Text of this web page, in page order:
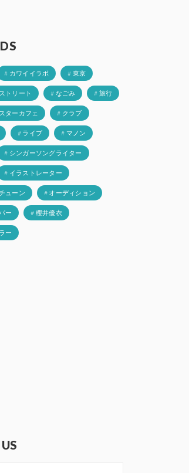
# カワイイラボ # 東京
トリート # なごみ # 旅行
ターカフェ # クラブ
# ライブ # マノン
# シンガーソングライター
# イラストレーター
ューン # オーディション
ー # 櫻井優衣
ー